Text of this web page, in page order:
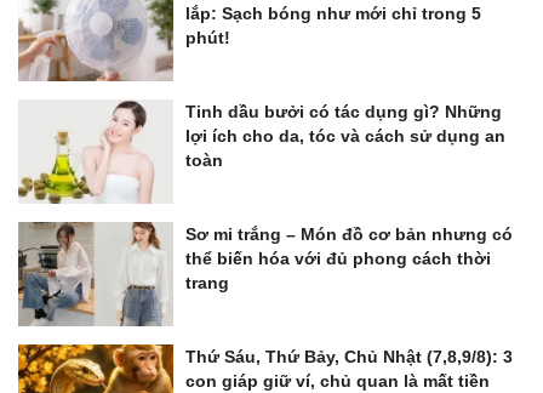
lắp: Sạch bóng như mới chỉ trong 5
phút!
Tinh dầu bưởi có tác dụng gì? Những
lợi ích cho da, tóc và cách sử dụng an
toàn
Sơ mi trắng – Món đồ cơ bản nhưng có
thể biến hóa với đủ phong cách thời
trang
Thứ Sáu, Thứ Bảy, Chủ Nhật (7,8,9/8): 3
con giáp giữ ví, chủ quan là mất tiền